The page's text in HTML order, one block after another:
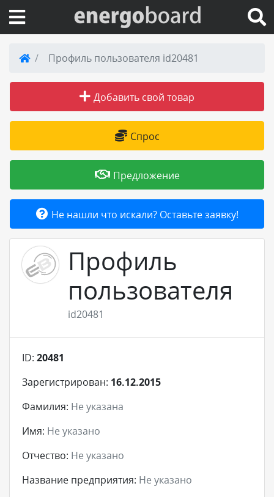
Вход на сайт
Поиск по сайту
Публикации
Справка
Товары и услуги
Добавить товар или услугу
Профиль пользователя id20481
Добавить свой товар
Спрос
Предложение
Не нашли что искали? Оставьте заявку!
Профиль
пользователя
id20481
ID: 20481
Зарегистрирован: 16.12.2015
Фамилия: Не указана
Имя: Не указано
Отчество: Не указано
Название предприятия: Не указано